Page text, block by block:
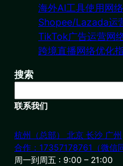
海外AI工具使用网
Shopee/Lazada运
TikTok广告运营网
跨境直播网络优化
搜索
联系我们
杭州（总部） 北京 长沙 广州
合作：17357178761（微信
周一到周五 : 9:00 – 21:00